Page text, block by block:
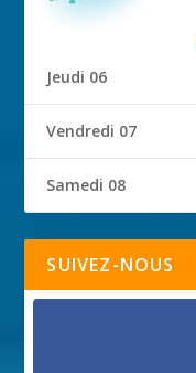
Jeudi 06
Vendredi 07
Samedi 08
SUIVEZ-NOUS